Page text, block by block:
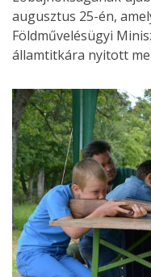
augusztus 25-én,
Földművelésügyi
államtitkára nyitott